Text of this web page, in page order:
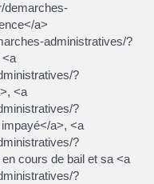
demarches-
a>
administratives/?
<a
?
<a
?
a>, <a
?
cours de bail et sa <a
?